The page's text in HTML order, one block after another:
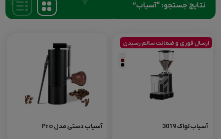
نتایج جستجو: “آسیاب”
ارسال فوری و ضمانت سالم رسیدن
آسیاب لواک 3019 آسیاب دستی مدل Pro